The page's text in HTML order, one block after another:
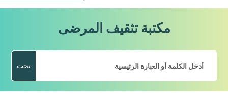
مكتبة تثقيف المرضى
بحث